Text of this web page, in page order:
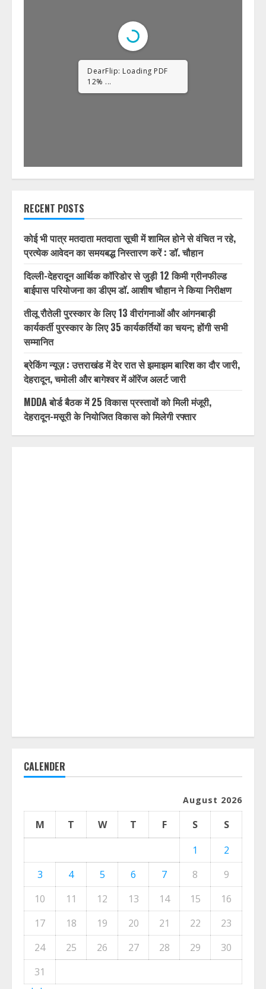
DearFlip: Loading PDF
23% ...
RECENT POSTS
कोई भी पात्र मतदाता मतदाता सूची में शामिल होने से वंचित न रहे,
प्रत्येक आवेदन का समयबद्ध निस्तारण करें : डॉ. चौहान
दिल्ली-देहरादून आर्थिक कॉरिडोर से जुड़ी 12 किमी ग्रीनफील्ड
बाईपास परियोजना का डीएम डॉ. आशीष चौहान ने किया निरीक्षण
तीलू रौतेली पुरस्कार के लिए 13 वीरांगनाओं और आंगनबाड़ी
कार्यकर्ती पुरस्कार के लिए 35 कार्यकर्तियों का चयन; होंगी सभी
सम्मानित
ब्रेकिंग न्यूज़ : उत्तराखंड में देर रात से झमाझम बारिश का दौर जारी,
देहरादून, चमोली और बागेश्वर में ऑरेंज अलर्ट जारी
MDDA बोर्ड बैठक में 25 विकास प्रस्तावों को मिली मंजूरी,
देहरादून-मसूरी के नियोजित विकास को मिलेगी रफ्तार
CALENDER
August 2026
M T W T F S
S
1
2
3
4 5 6 7 8
9
10
11 12 13 14 15
16
17
18 19 20 21 22
23
24
25 26 27 28 29
30
31